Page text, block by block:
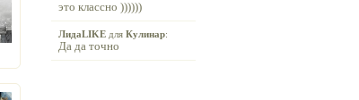
это классно ))))))
ЛидаLIKE для Кулинар:
Да да точно